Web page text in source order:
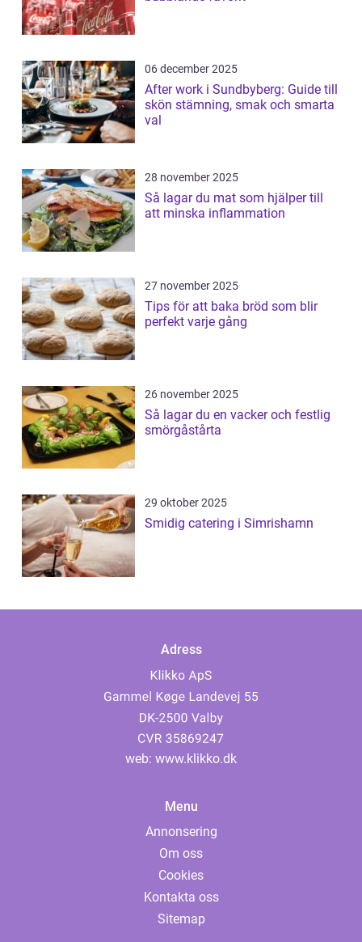
06 december 2025
After work i Sundbyberg: Guide till
skön stämning, smak och smarta
val
28 november 2025
Så lagar du mat som hjälper till
att minska inflammation
27 november 2025
Tips för att baka bröd som blir
perfekt varje gång
26 november 2025
Så lagar du en vacker och festlig
smörgåstårta
29 oktober 2025
Smidig catering i Simrishamn
Adress
web: www.klikko.dk
Menu
Annonsering
Om oss
Cookies
Kontakta oss
Sitemap